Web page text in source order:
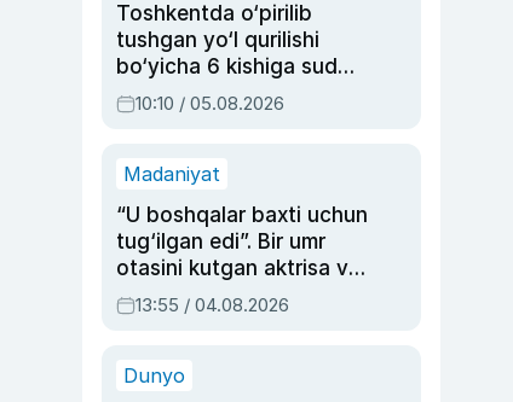
Toshkentda o‘pirilib
tushgan yo‘l qurilishi
bo‘yicha 6 kishiga sud
hukmi o‘qildi
10:10 / 05.08.2026
Madaniyat
“U boshqalar baxti uchun
tug‘ilgan edi”. Bir umr
otasini kutgan aktrisa va
dublyaj ustasi Rimma
Ahmedovaning
13:55 / 04.08.2026
Dunyo